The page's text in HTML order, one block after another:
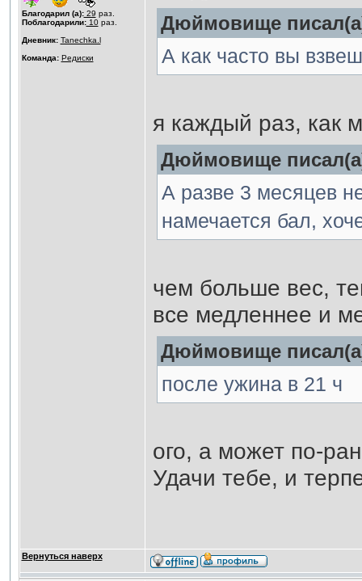
Благодарил (а):29 раз.
Поблагодарили:10раз.
Дневник: Tanechka.l
Команда: Редиски
Дюймовище
А как часто вы
я каждый раз, как
Дюймовище
А разве 3 месяцев
намечается бал,
чем больше вес,
все медленнее и
Дюймовище
после ужина в 21 ч
ого, а может по-
Удачи тебе, и
Вернуться наверх